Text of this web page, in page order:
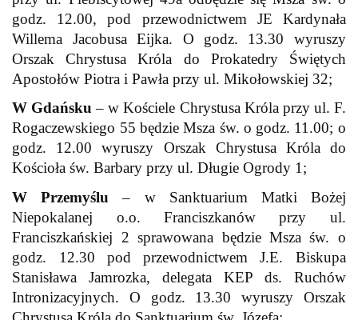
godz. 12.00, pod przewodnictwem JE Kardynała
Willema Jacobusa Eijka. O godz. 13.30 wyruszy
Orszak Chrystusa Króla do Prokatedry Świętych
Apostołów Piotra i Pawła przy ul. Mikołowskiej 32;
W Gdańsku – w Kościele Chrystusa Króla przy ul. F.
Rogaczewskiego 55 będzie Msza św. o godz. 11.00; o
godz. 12.00 wyruszy Orszak Chrystusa Króla do
Kościoła św. Barbary przy ul. Długie Ogrody 1;
W Przemyślu – w Sanktuarium Matki Bożej
Niepokalanej o.o. Franciszkanów przy ul.
Franciszkańskiej 2 sprawowana będzie Msza św. o
godz. 12.30 pod przewodnictwem J.E. Biskupa
Stanisława Jamrozka, delegata KEP ds. Ruchów
Intronizacyjnych. O godz. 13.30 wyruszy Orszak